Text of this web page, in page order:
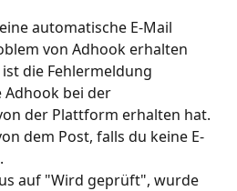
automatische E-Mail
von Adhook erhalten
die Fehlermeldung
Adhook bei der
der Plattform erhalten hat.
dem Post, falls du keine E-
auf "Wird geprüft", wurde